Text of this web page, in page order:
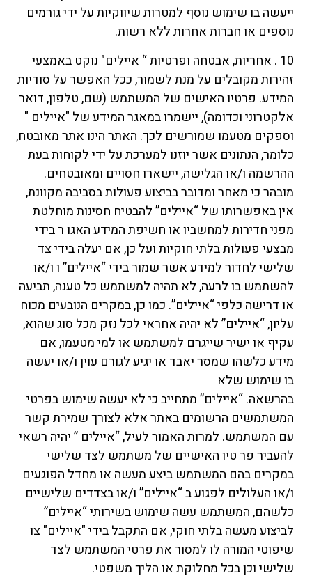
ייעשה בו שימוש נוסף למטרות שיווקיות על ידי גורמים
נוספים או חברות אחרות ללא רשות.
10 . אחריות, אבטחה ופרטיות “ איילים" נוקט באמצעי
זהירות מקובלים על מנת לשמור, ככל האפשר על סודיות
המידע. פרטיו האישים של המשתמש (שם, טלפון, דואר
אלקטרוני וכדומה), יישמרו במאגר המידע של "איילים "
וספקים מטעמו שמורשים לכך. האתר הינו אתר מאובטח,
כלומר, הנתונים אשר יוזנו למערכת על ידי לקוחות בעת
ההרשמה ו/או הגלישה, יישארו חסויים ומאובטחים.
מובהר כי מאחר ומדובר בביצוע פעולות בסביבה מקוונת,
אין באפשרותו של “איילים” להבטיח חסינות מוחלטת
מפני חדירות למחשביו או חשיפת המידע האגו ר בידי
מבצעי פעולות בלתי חוקיות ועל כן, אם יעלה בידי צד
שלישי לחדור למידע אשר שמור בידי “איילים” ו ו/או
להשתמש בו לרעה, לא תהיה למשתמש כל טענה, תביעה
או דרישה כלפי “איילים”. כמו כן, במקרים הנובעים מכוח
עליון, “איילים” לא יהיה אחראי לכל נזק מכל סוג שהוא,
עקיף או ישיר שייגרם למשתמש או למי מטעמו, אם
מידע כלשהו שמסר יאבד או יגיע לגורם עוין ו/או יעשה
בו שימוש שלא
בהרשאה. “איילים” מתחייב כי לא יעשה שימוש בפרטי
המשתמשים הרשומים באתר אלא לצורך שמירת קשר
עם המשתמש. למרות האמור לעיל, “איילים ” יהיה רשאי
להעביר פר טיו האישיים של משתמש לצד שלישי
במקרים בהם המשתמש ביצע מעשה או מחדל הפוגעים
ו/או העלולים לפגוע ב “איילים” ו/או בצדדים שלישיים
כלשהם, המשתמש עשה שימוש בשירותי “איילים”
לביצוע מעשה בלתי חוקי, אם התקבל בידי "איילים" צו
שיפוטי המורה לו למסור את פרטי המשתמש לצד
שלישי וכן בכל מחלוקת או הליך משפטי.